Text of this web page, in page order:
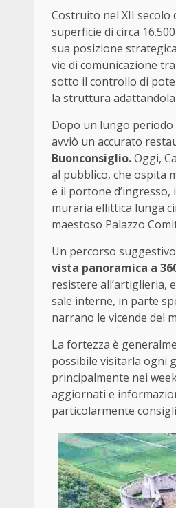
Costruito nel XII secolo
superficie di circa
sua posizione
vie di comunicazione
sotto il controllo di
la struttura
Dopo un lungo periodo
avviò un accurato
Buonconsiglio.Oggi,
al pubblico, che ospita
e il portone
muraria ellittica lunga
maestoso Palazzo
Un percorso
vista panoramica a
resistere all’artiglieria,
sale interne, in parte
narrano le vicende del
La fortezza è
possibile visitarla ogni
principalmente nei
aggiornati e
particolarmente